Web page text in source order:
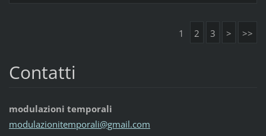
1 2 3 > >>
Contatti
modulazioni temporali
modulazionitemporali@gmail.com